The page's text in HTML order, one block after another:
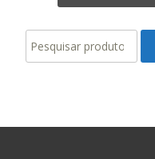
por: